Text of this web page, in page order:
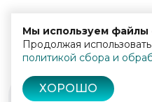
Мы используем файлы
Продолжая
политикой сбора и
ХОРОШО